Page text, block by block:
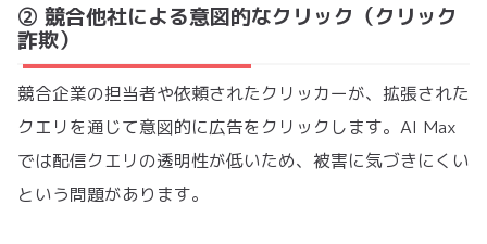
② 競合他社による意図的なクリック（クリック
詐欺）
競合企業の担当者や依頼されたクリッカーが、拡張された
クエリを通じて意図的に広告をクリックします。AI Max
では配信クエリの透明性が低いため、被害に気づきにくい
という問題があります。